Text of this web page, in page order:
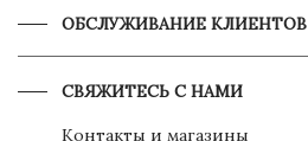
ОБСЛУЖИВАНИЕ КЛИЕНТОВ
СВЯЖИТЕСЬ С НАМИ
Контакты и магазины